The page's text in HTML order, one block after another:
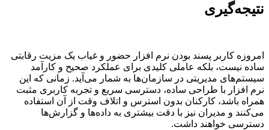
نتیجه‌گیری
امروزه کاربر پسند بودن نرم افزار حضور و غیاب یک مزیت رقابتی
ساده نیست، بلکه عاملی کلیدی برای عملکرد صحیح و کارآمد
سیستم‌های مدیریتی در سازمان‌ها به شمار می‌آید. زمانی که این
نرم افزار با طراحی ساده، دسترسی سریع و تجربه کاربری مثبت
همراه باشد، کارکنان بدون استرس و اتلاف وقت از آن استفاده
می‌کنند و مدیران نیز با دقت بیشتری به داده‌ها و گزارش‌ها
دسترسی خواهند داشت.